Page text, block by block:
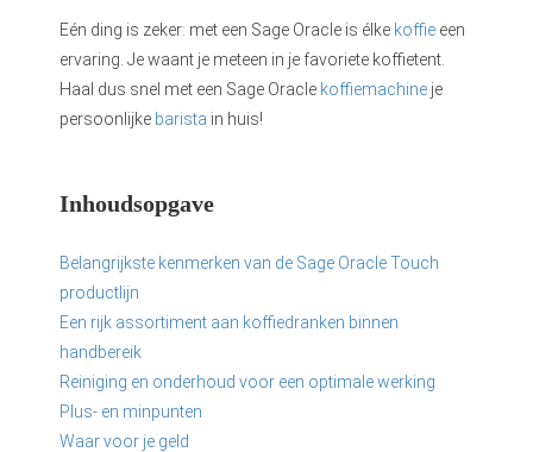
Eén ding is zeker: met een Sage Oracle is élke koffie een
ervaring. Je waant je meteen in je favoriete koffietent.
Haal dus snel met een Sage Oracle koffiemachine je
persoonlijke barista in huis!
Inhoudsopgave
Belangrijkste kenmerken van de Sage Oracle Touch
productlijn
Een rijk assortiment aan koffiedranken binnen
handbereik
Reiniging en onderhoud voor een optimale werking
Plus- en minpunten
Waar voor je geld